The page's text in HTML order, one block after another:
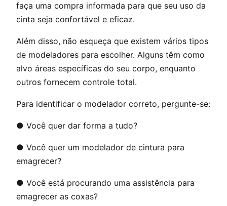
faça uma compra informada para que seu uso da
cinta seja confortável e eficaz.
Além disso, não esqueça que existem vários tipos
de modeladores para escolher. Alguns têm como
alvo áreas específicas do seu corpo, enquanto
outros fornecem controle total.
Para identificar o modelador correto, pergunte-se:
● Você quer dar forma a tudo?
● Você quer um modelador de cintura para
emagrecer?
● Você está procurando uma assistência para
emagrecer as coxas?